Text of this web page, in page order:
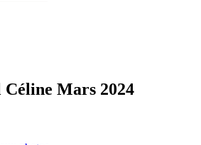
Mars 2024